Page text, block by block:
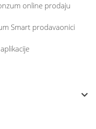
online prodaju
Smart prodavaonici